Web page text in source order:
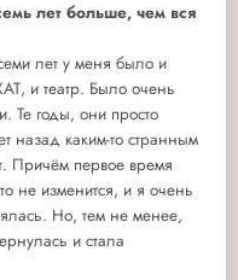
лет больше, чем вся
лет у меня было и
и театр. Было очень
Те годы, они просто
назад каким-то странным
Причём первое время
не изменится, и я очень
Но, тем не менее,
и стала